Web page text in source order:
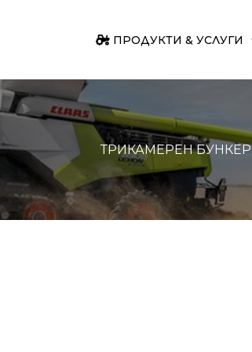
ПРОДУКТИ & УСЛУГИ
ТРИКАМЕРЕН БУНКЕР